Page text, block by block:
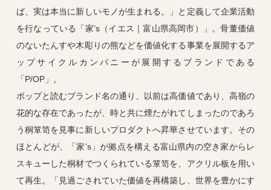
ば、実は本当に新しいモノが生まれる。」と定義して企業活動
を行なっている「家’s（イエス｜富山県高岡市）」。骨董価値
のないたんすや木彫りの熊などを価値化する事業を展開するア
ップサイクルカンパニーが展開するブランドである
「P/OP」。
ポップと読むブランド名の通り、以前は高価値であり、高嶺の
花的な存在であったが、時と共に煙たがれてしまったのであろ
う桐箪笥を見事に新しいプロダクトへ昇華させています。その
ほとんどが、「家’s」が拠点を構える富山県内の空き家からレ
スキューした桐材でつくられている箪笥を、アクリル板を用い
て再生。「見過ごされていた価値を再構築し、世界を豊かにす